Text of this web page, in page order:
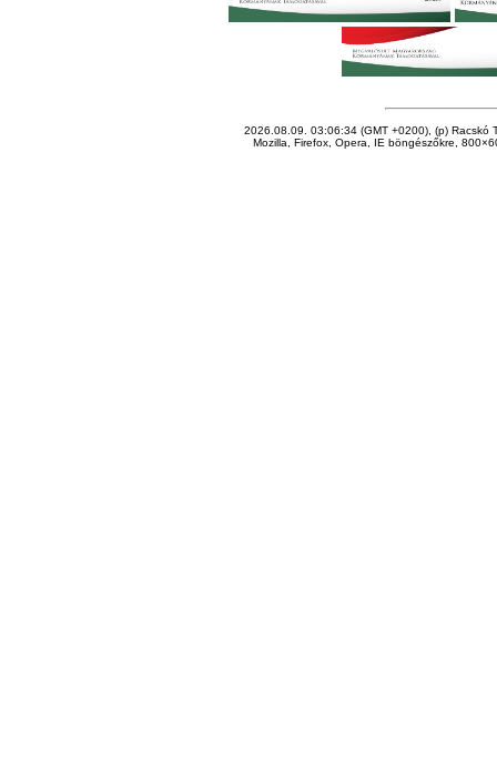
2026.08.09. 03:06:34 (GMT +0200), (p) Racskó
Mozilla, Firefox, Opera, IE böngészőkre,